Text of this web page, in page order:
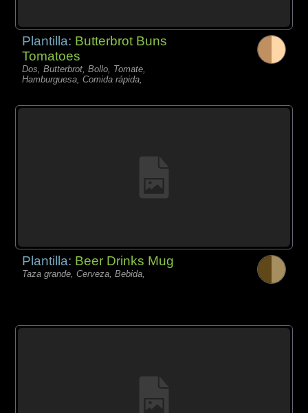
Plantilla: Butterbrot Buns
Tomatoes
Dos, Butterbrot, Bollo, Tomate,
Hamburguesa, Comida rápida,
Plantilla: Beer Drinks Mug
Taza grande, Cerveza, Bebida,